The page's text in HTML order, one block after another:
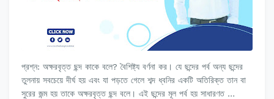
প্রশ্ন: অক্ষরবৃত্ত ছন্দ কাকে বলে? বৈশিষ্ট্য বর্ণনা কর। যে ছন্দের পর্ব অন্য ছন্দের
তুলনায় সবচেয়ে দীর্ঘ হয় এবং যা পড়তে গেলে শব্দ ধ্বনির একটি অতিরিক্ত তান বা
সুরের জন্ম হয় তাকে অক্ষরবৃত্ত ছন্দ বলে। এই ছন্দের মূল পর্ব হয় সাধারণত …